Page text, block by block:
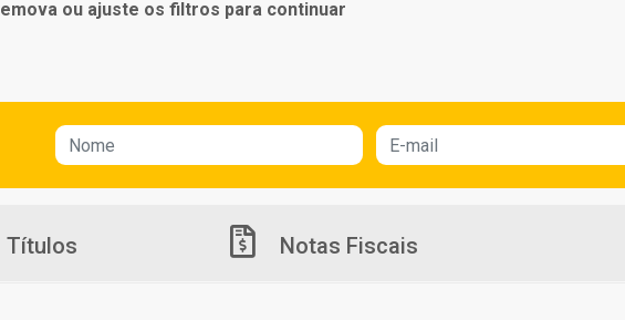
ou ajuste os filtros para continuar
Títulos Notas Fiscais